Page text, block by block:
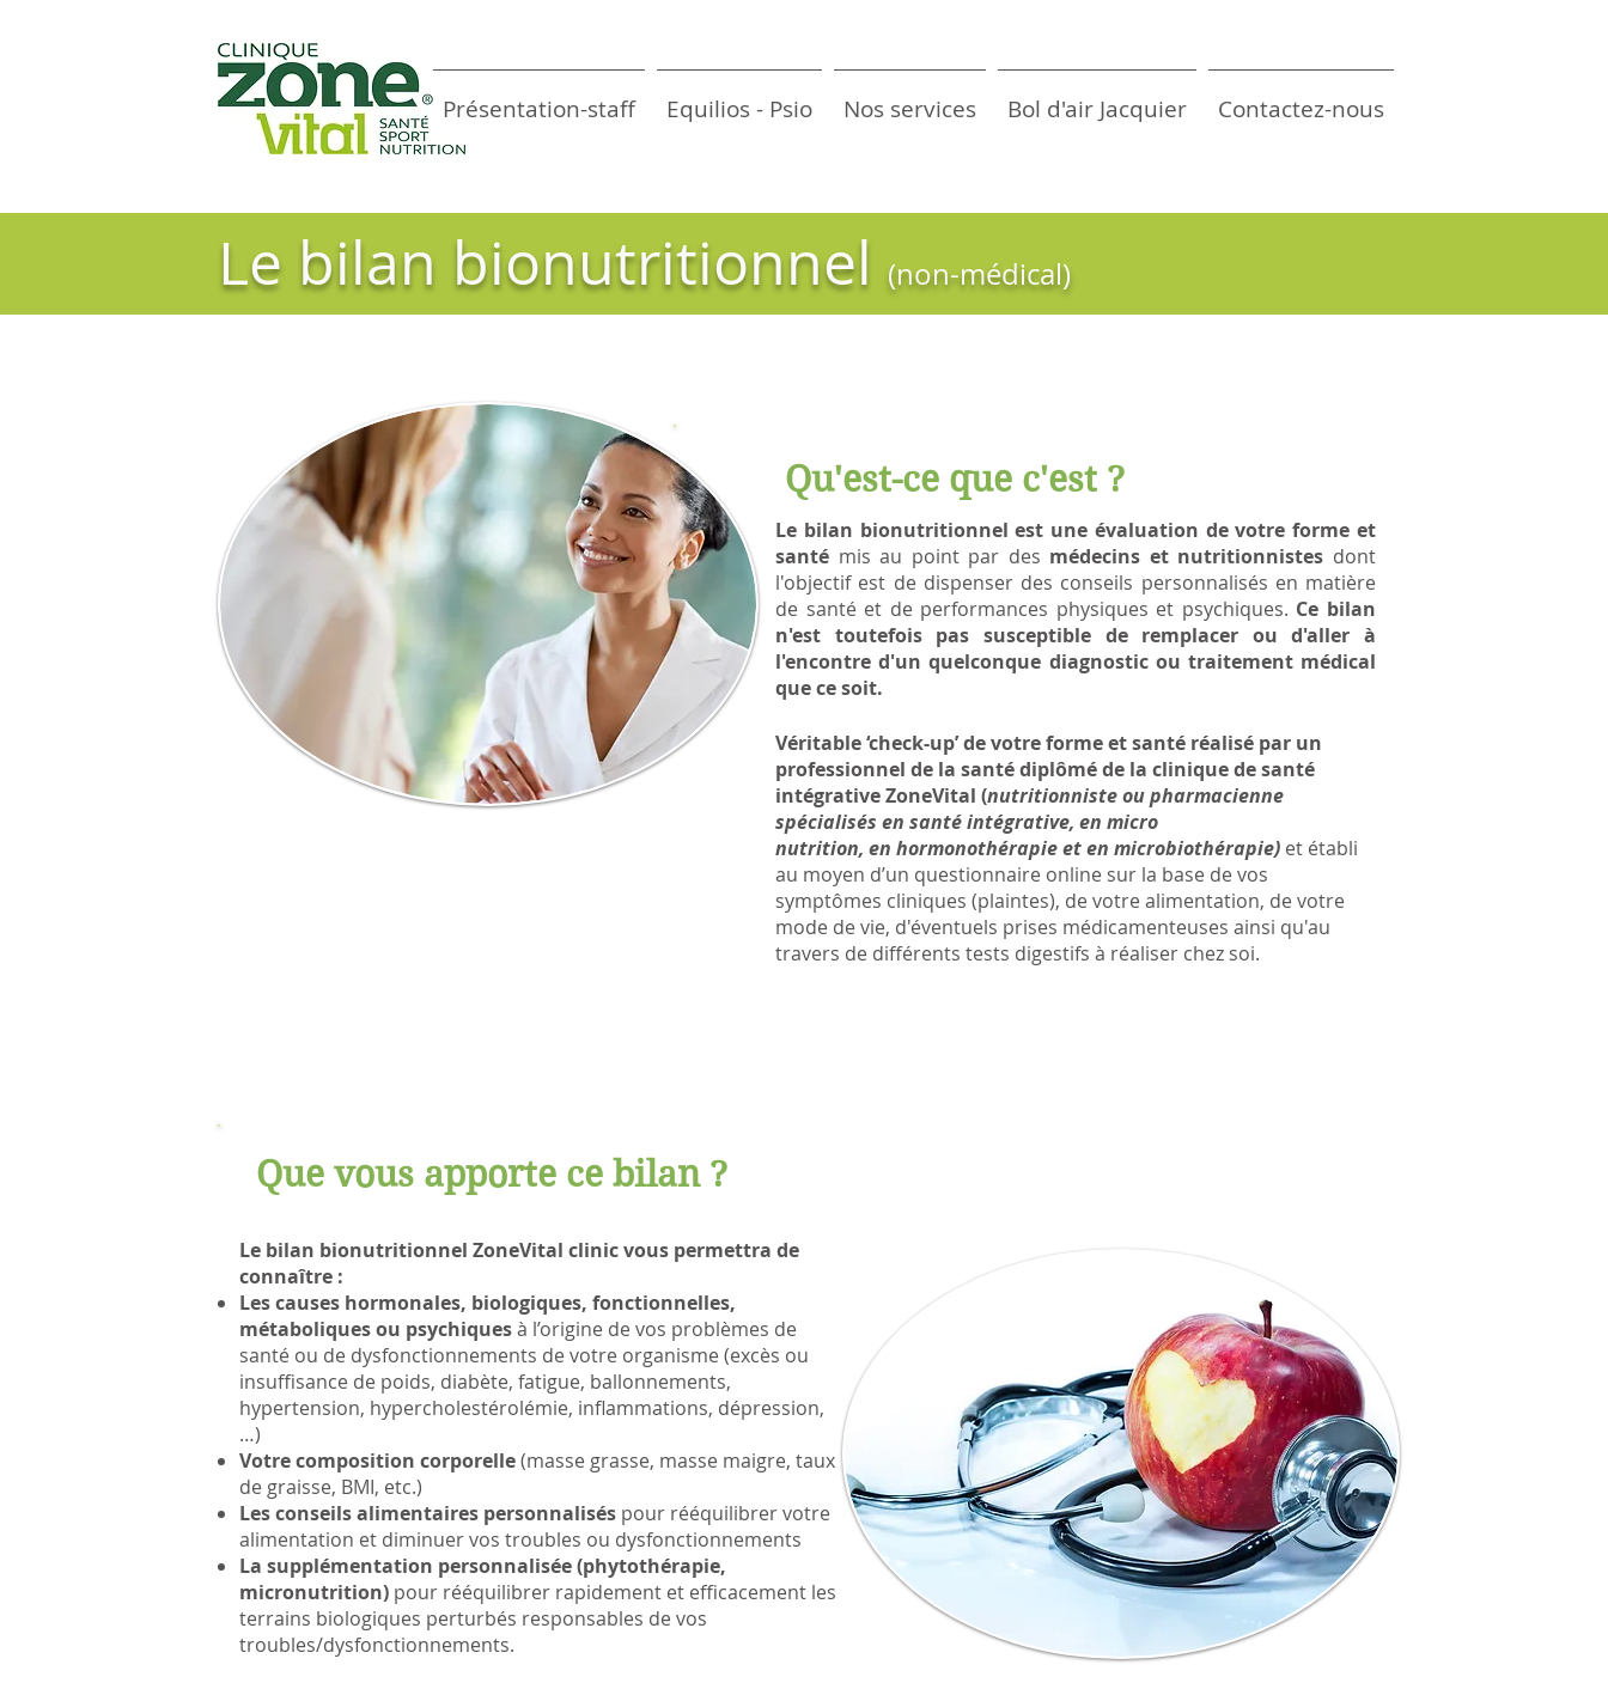
Présentation-staff Equilios - Psio Nos services Bol d'air Jacquier Contactez-nous
Le bilan bionutritionnel (non-médical)
Qu'est-ce que c'est ?
Le bilan bionutritionnel est une évaluation de votre forme et
santé mis au point par des médecins et nutritionnistes dont
l'objectif est de dispenser des conseils personnalisés en matière
de santé et de performances physiques et psychiques. Ce bilan
n'est toutefois pas susceptible de remplacer ou d'aller à
l'encontre d'un quelconque diagnostic ou traitement médical
que ce soit.
Véritable ‘check-up’ de votre forme et santé réalisé par un
professionnel de la santé diplômé de la clinique de santé
intégrative ZoneVital (nutritionniste ou pharmacienne
spécialisés en santé intégrative, en micro
nutrition, en hormonothérapie et en microbiothérapie) et établi
au moyen d’un questionnaire online sur la base de vos
symptômes cliniques (plaintes), de votre alimentation, de votre
mode de vie, d'éventuels prises médicamenteuses ainsi qu'au
travers de différents tests digestifs à réaliser chez soi.
Que vous apporte ce bilan ?
Le bilan bionutritionnel ZoneVital clinic vous permettra de
connaître :
Les causes hormonales, biologiques, fonctionnelles,
métaboliques ou psychiquesà l’origine de vos problèmes de
santé ou de dysfonctionnements de votre organisme (excès ou
insuffisance de poids, diabète, fatigue, ballonnements,
hypertension, hypercholestérolémie, inflammations, dépression,
…)
Votre composition corporelle(masse grasse, masse maigre, taux
de graisse, BMI, etc.)
Les conseils alimentaires personnalisés pour rééquilibrer votre
alimentation et diminuer vos troubles ou dysfonctionnements
La supplémentation personnalisée (phytothérapie,
micronutrition) pour rééquilibrer rapidement et efficacement les
terrains biologiques perturbés responsables de vos
troubles/dysfonctionnements.